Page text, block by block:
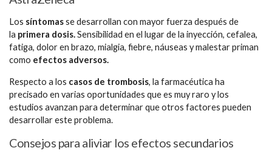
Los síntomasse desarrollan con mayor fuerza después de
la primera dosis.Sensibilidad en el lugar de la inyección, cefalea,
fatiga, dolor en brazo, mialgia, fiebre, náuseas y malestar priman
como efectos adversos.
Respecto a los casos de trombosis, la farmacéutica ha
precisado en varias oportunidades que es muy raro y los
estudios avanzan para determinar que otros factores pueden
desarrollar este problema.
Consejos para aliviar los efectos secundarios